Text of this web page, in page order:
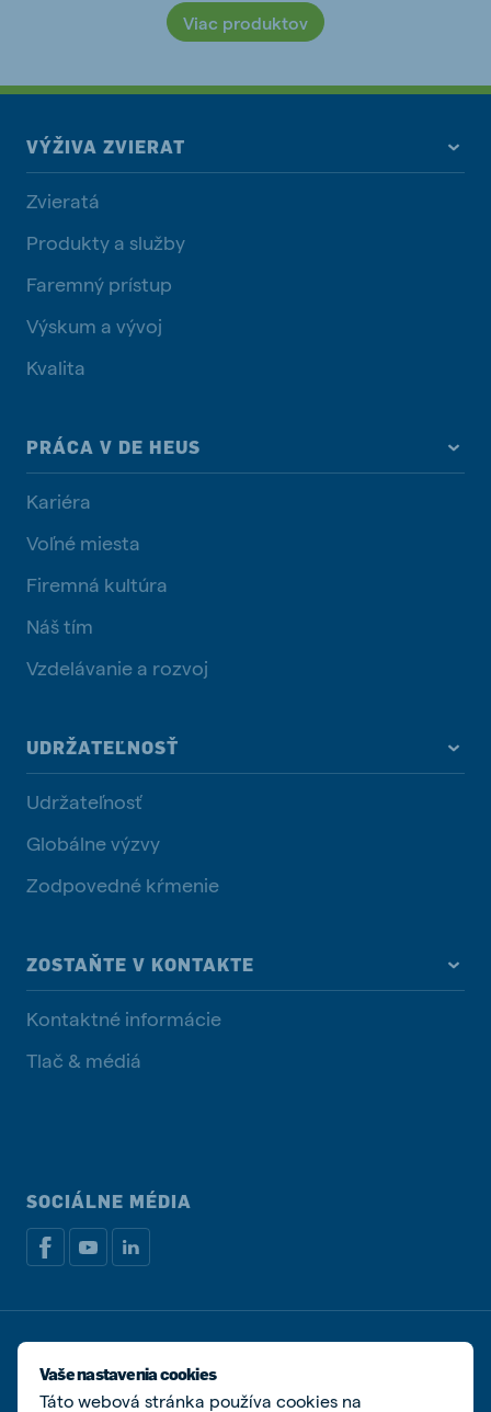
Viac produktov
VÝŽIVA ZVIERAT
Zvieratá
Produkty a služby
Faremný prístup
Výskum a vývoj
Kvalita
PRÁCA V DE HEUS
Kariéra
Voľné miesta
Firemná kultúra
Náš tím
Vzdelávanie a rozvoj
UDRŽATEĽNOSŤ
Udržateľnosť
Globálne výzvy
Zodpovedné kŕmenie
ZOSTAŇTE V KONTAKTE
Kontaktné informácie
Tlač & médiá
SOCIÁLNE MÉDIA
Zásady používania súborov cookie
Spravovať súbory cookies
Vaše nastavenia cookies
Táto webová stránka používa cookies na